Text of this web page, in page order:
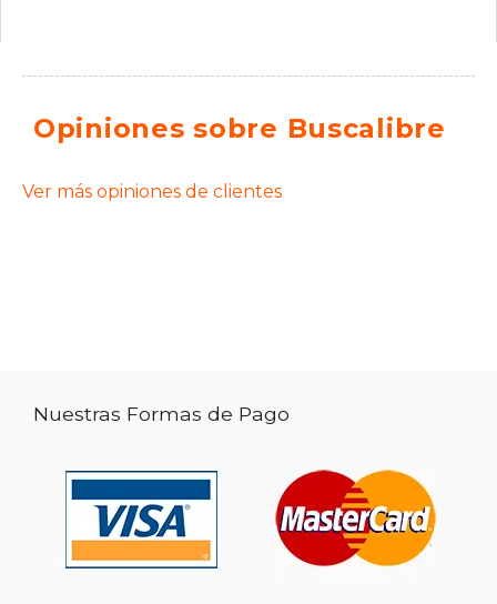
Opiniones sobre Buscalibre
Ver más opiniones de clientes
Nuestras Formas de Pago